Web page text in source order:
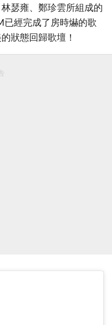
瑟雍、鄭珍雲所組成的
經完成了房時爀的歌
狀態回歸歌壇！